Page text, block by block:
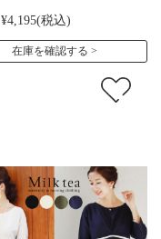
¥4,195(税込)
在庫を確認する